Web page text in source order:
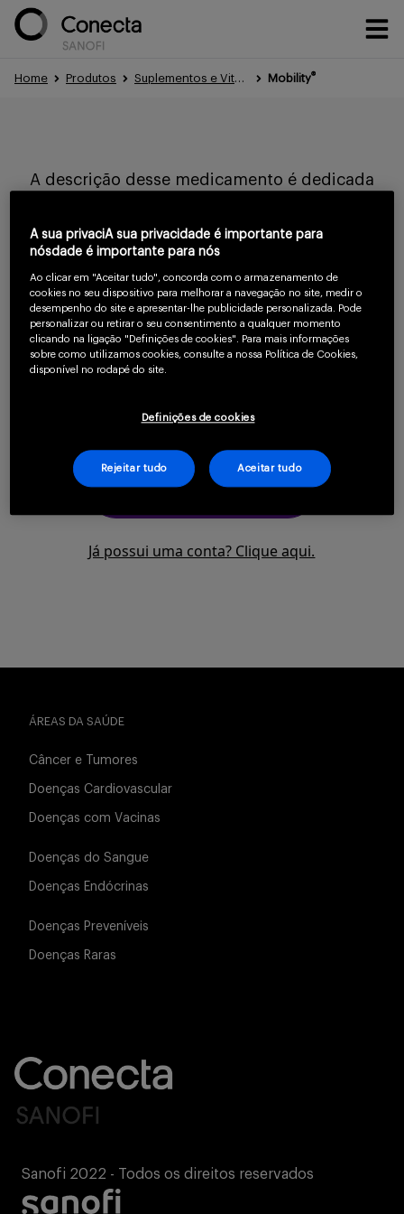
Eventos
Portfólio
Sobre
Buscar
Home Produtos Suplementos e Vitaminas Mobility®
A descrição desse medicamento é dedicada
Evite a automedicação, procure um médico.
Para continuar
lendo confirme
que você é um
saúde.
CLIQUE AQUI PARA SE
Já possui uma conta? Clique aqui.
ÁREAS DA SAÚDE
Câncer e Tumores
Doenças Cardiovascular
Doenças com Vacinas
Doenças do Sangue
Doenças Endócrinas
Doenças Preveníveis
Doenças Raras
Sanofi 2022 - Todos os direitos reservados
A sua privaciA sua privacidade é importante para
nósdade é importante para nós
Ao clicar em "Aceitar tudo", concorda com o armazenamento de
cookies no seu dispositivo para melhorar a navegação no site, medir o
desempenho do site e apresentar-lhe publicidade personalizada. Pode
personalizar ou retirar o seu consentimento a qualquer momento
clicando na ligação "Definições de cookies". Para mais informações
sobre como utilizamos cookies, consulte a nossa Política de Cookies,
disponível no rodapé do site.
Definições de cookies
Rejeitar tudo Aceitar tudo